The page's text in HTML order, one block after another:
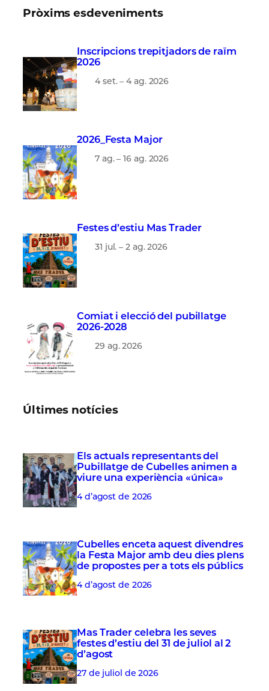
c
a
Pròxims esdeveniments
Inscripcions trepitjadors de raïm
2026
4 set. – 4 ag. 2026
2026_Festa Major
7 ag. – 16 ag. 2026
Festes d’estiu Mas Trader
31 jul. – 2 ag. 2026
Comiat i elecció del pubillatge
2026-2028
29 ag. 2026
Últimes notícies
Els actuals representants del
Pubillatge de Cubelles animen a
viure una experiència «única»
4 d’agost de 2026
Cubelles enceta aquest divendres
la Festa Major amb deu dies plens
de propostes per a tots els públics
4 d’agost de 2026
Mas Trader celebra les seves
festes d’estiu del 31 de juliol al 2
d’agost
27 de juliol de 2026